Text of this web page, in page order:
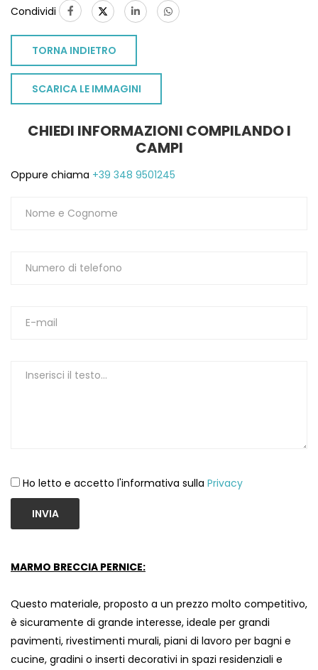
Condividi
TORNA INDIETRO
SCARICA LE IMMAGINI
CHIEDI INFORMAZIONI COMPILANDO I
CAMPI
Oppure chiama +39 348 9501245
Ho letto e accetto l'informativa sulla Privacy
INVIA
MARMO BRECCIA PERNICE:
Questo materiale, proposto a un prezzo molto competitivo,
è sicuramente di grande interesse, ideale per grandi
pavimenti, rivestimenti murali, piani di lavoro per bagni e
cucine, gradini o inserti decorativi in ​​spazi residenziali e